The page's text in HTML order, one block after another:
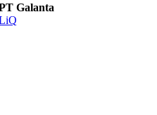
Galanta